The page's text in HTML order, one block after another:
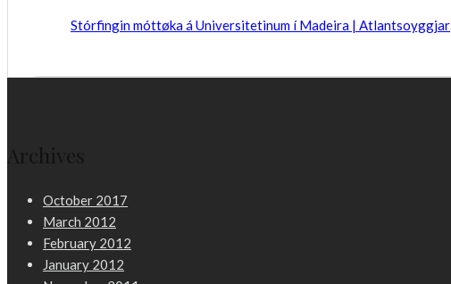
Stórfingin móttøka á Universitetinum í Madeira | Atlantsoyggjar
October 2017
March 2012
February 2012
January 2012